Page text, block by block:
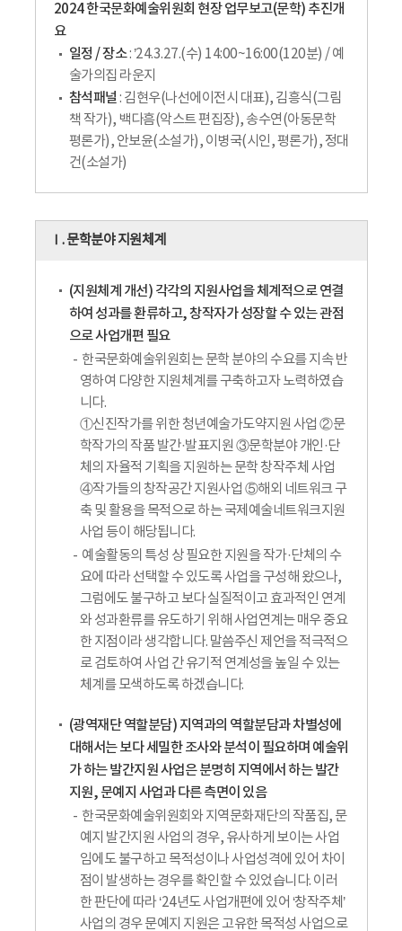
2024 한국문화예술위원회 현장 업무보고(문학) 추진개
요
일정 / 장소: ’24.3.27.(수) 14:00~16:00(120분) / 예
술가의집 라운지
참석패널: 김현우(나선에이전시 대표), 김흥식(그림
책 작가), 백다흠(악스트 편집장), 송수연(아동문학
평론가), 안보윤(소설가), 이병국(시인, 평론가), 정대
건(소설가)
Ⅰ. 문학분야 지원체계
(지원체계 개선) 각각의 지원사업을 체계적으로 연결
하여 성과를 환류하고, 창작자가 성장할 수 있는 관점
으로 사업개편 필요
한국문화예술위원회는 문학 분야의 수요를 지속 반
영하여 다양한 지원체계를 구축하고자 노력하였습
니다.
①신진작가를 위한 청년예술가도약지원 사업 ②문
학작가의 작품 발간·발표지원 ③문학분야 개인·단
체의 자율적 기획을 지원하는 문학 창작주체 사업
④작가들의 창작공간 지원사업 ⑤해외 네트워크 구
축 및 활용을 목적으로 하는 국제예술네트워크지원
사업 등이 해당됩니다.
예술활동의 특성 상 필요한 지원을 작가·단체의 수
요에 따라 선택할 수 있도록 사업을 구성해 왔으나,
그럼에도 불구하고 보다 실질적이고 효과적인 연계
와 성과환류를 유도하기 위해 사업연계는 매우 중요
한 지점이라 생각합니다. 말씀주신 제언을 적극적으
로 검토하여 사업 간 유기적 연계성을 높일 수 있는
체계를 모색하도록 하겠습니다.
(광역재단 역할분담) 지역과의 역할분담과 차별성에
대해서는 보다 세밀한 조사와 분석이 필요하며 예술위
가 하는 발간지원 사업은 분명히 지역에서 하는 발간
지원, 문예지 사업과 다른 측면이 있음
한국문화예술위원회와 지역문화재단의 작품집, 문
예지 발간지원 사업의 경우, 유사하게 보이는 사업
임에도 불구하고 목적성이나 사업성격에 있어 차이
점이 발생하는 경우를 확인할 수 있었습니다. 이러
한 판단에 따라 ‘24년도 사업개편에 있어 ‘창작주체’
사업의 경우 문예지 지원은 고유한 목적성 사업으로